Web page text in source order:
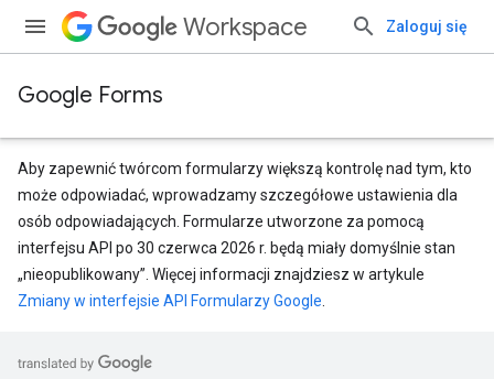
Workspace Zaloguj się
Google Forms
Aby zapewnić twórcom formularzy większą kontrolę nad tym, kto
może odpowiadać, wprowadzamy szczegółowe ustawienia dla
osób odpowiadających. Formularze utworzone za pomocą
interfejsu API po 30 czerwca 2026 r. będą miały domyślnie stan
„nieopublikowany”. Więcej informacji znajdziesz w artykule
Zmiany w interfejsie API Formularzy Google